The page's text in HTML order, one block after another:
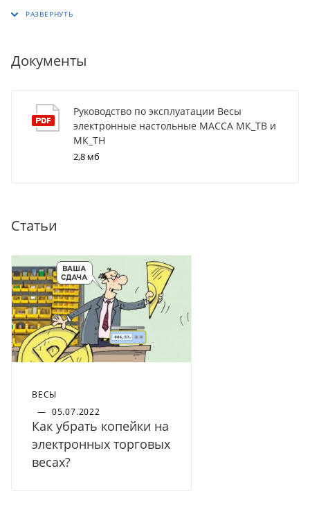
Документы
Руководство по эксплуатации Весы
электронные настольные МАССА МК_ТВ и
МК_ТН
2,8 мб
Статьи
ВЕСЫ
— 05.07.2022
Как убрать копейки на
электронных торговых
весах?